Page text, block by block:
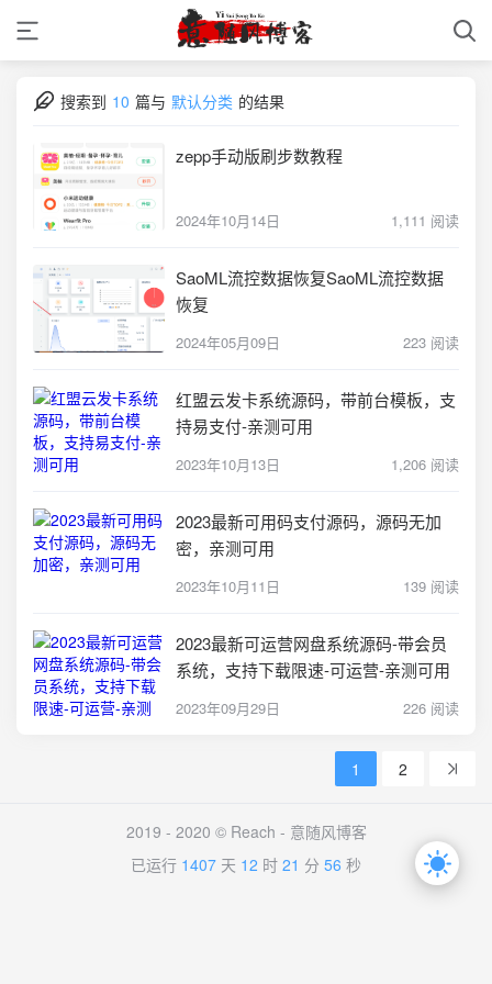
搜索到 10 篇与 默认分类 的结果
zepp手动版刷步数教程
2024年10月14日 1,111 阅读
SaoML流控数据恢复SaoML流控数据
恢复
2024年05月09日 223 阅读
红盟云发卡系统源码，带前台模板，支
持易支付-亲测可用
2023年10月13日 1,206 阅读
2023最新可用码支付源码，源码无加
密，亲测可用
2023年10月11日 139 阅读
2023最新可运营网盘系统源码-带会员
系统，支持下载限速-可运营-亲测可用
2023年09月29日 226 阅读
1 2
2019 - 2020 © Reach - 意随风博客
已运行 1407 天 12 时 21 分 56 秒